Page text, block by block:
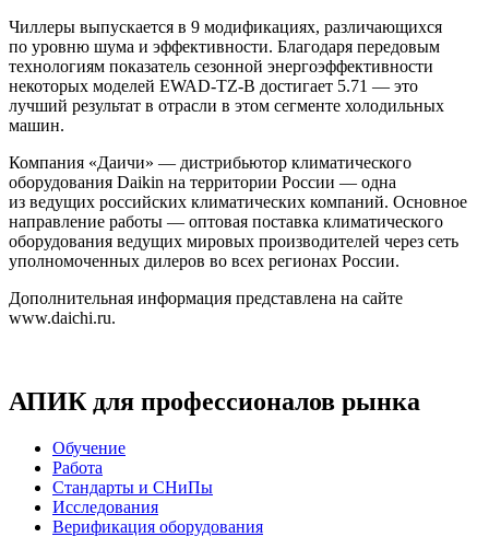
Чиллеры выпускается в 9 модификациях, различающихся
по уровню шума и эффективности. Благодаря передовым
технологиям показатель сезонной энергоэффективности
некоторых моделей EWAD-TZ-B достигает 5.71 — это
лучший результат в отрасли в этом сегменте холодильных
машин.
Компания «Даичи» — дистрибьютор климатического
оборудования Daikin на территории России — одна
из ведущих российских климатических компаний. Основное
направление работы — оптовая поставка климатического
оборудования ведущих мировых производителей через сеть
уполномоченных дилеров во всех регионах России.
Дополнительная информация представлена на сайте
www.daichi.ru.
АПИК для профессионалов рынка
Обучение
Работа
Стандарты и СНиПы
Исследования
Верификация оборудования